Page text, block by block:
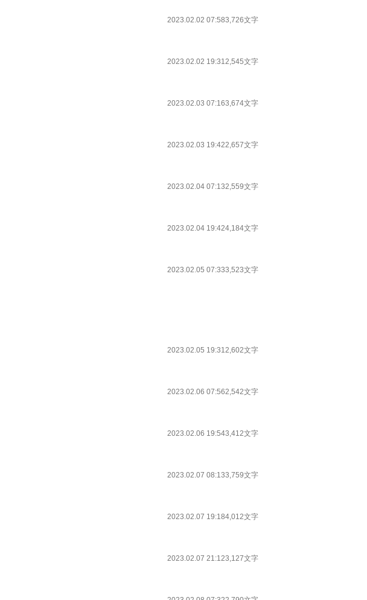
2023.02.02 07:583,726文字
2023.02.02 19:312,545文字
2023.02.03 07:163,674文字
2023.02.03 19:422,657文字
2023.02.04 07:132,559文字
2023.02.04 19:424,184文字
2023.02.05 07:333,523文字
2023.02.05 19:312,602文字
2023.02.06 07:562,542文字
2023.02.06 19:543,412文字
2023.02.07 08:133,759文字
2023.02.07 19:184,012文字
2023.02.07 21:123,127文字